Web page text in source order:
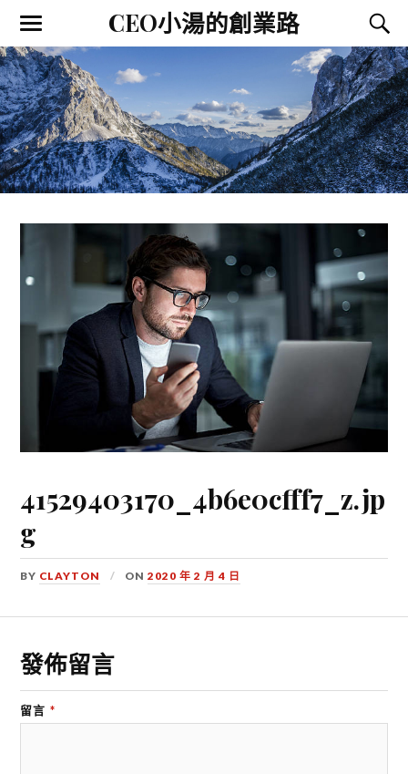
CEO小湯的創業路
41529403170_4b6e0cfff7_z.jp
g
BY CLAYTON ON2020 年 2 月 4 日
發佈留言
留言 *